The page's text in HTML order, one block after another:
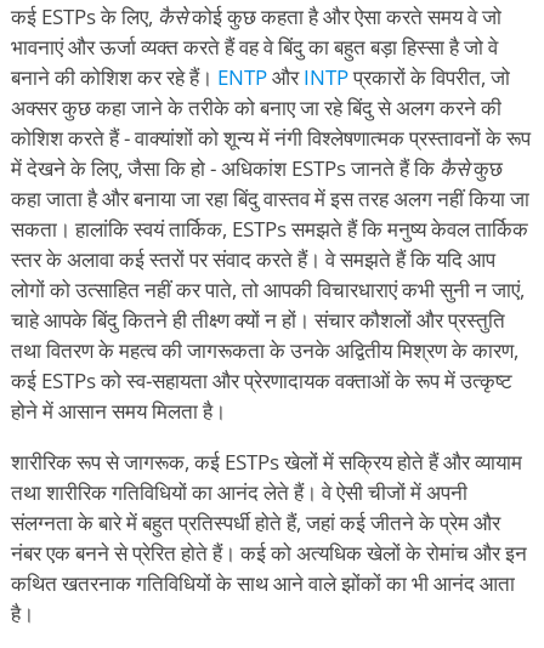
कई ESTPs के लिए, कैसेकोई कुछ कहता है और ऐसा करते समय वे जो
भावनाएं और ऊर्जा व्यक्त करते हैं वह वे बिंदु का बहुत बड़ा हिस्सा है जो वे
बनाने की कोशिश कर रहे हैं। ENTPऔर INTPप्रकारों के विपरीत, जो
अक्सर कुछ कहा जाने के तरीके को बनाए जा रहे बिंदु से अलग करने की
कोशिश करते हैं - वाक्यांशों को शून्य में नंगी विश्लेषणात्मक प्रस्तावनों के रूप
में देखने के लिए, जैसा कि हो - अधिकांश ESTPs जानते हैं कि कैसेकुछ
कहा जाता है और बनाया जा रहा बिंदु वास्तव में इस तरह अलग नहीं किया जा
सकता। हालांकि स्वयं तार्किक, ESTPs समझते हैं कि मनुष्य केवल तार्किक
स्तर के अलावा कई स्तरों पर संवाद करते हैं। वे समझते हैं कि यदि आप
लोगों को उत्साहित नहीं कर पाते, तो आपकी विचारधाराएं कभी सुनी न जाएं,
चाहे आपके बिंदु कितने ही तीक्ष्ण क्यों न हों। संचार कौशलों और प्रस्तुति
तथा वितरण के महत्व की जागरूकता के उनके अद्वितीय मिश्रण के कारण,
कई ESTPs को स्व-सहायता और प्रेरणादायक वक्ताओं के रूप में उत्कृष्ट
होने में आसान समय मिलता है।
शारीरिक रूप से जागरूक, कई ESTPs खेलों में सक्रिय होते हैं और व्यायाम
तथा शारीरिक गतिविधियों का आनंद लेते हैं। वे ऐसी चीजों में अपनी
संलग्नता के बारे में बहुत प्रतिस्पर्धी होते हैं, जहां कई जीतने के प्रेम और
नंबर एक बनने से प्रेरित होते हैं। कई को अत्यधिक खेलों के रोमांच और इन
कथित खतरनाक गतिविधियों के साथ आने वाले झोंकों का भी आनंद आता
है।